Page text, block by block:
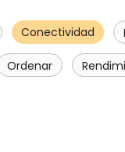
Conectividad
Ordenar